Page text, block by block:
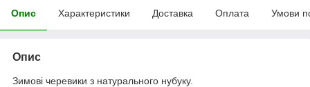
Опис Характеристики Доставка Оплата Умови
Опис
Зимові черевики з натурального нубуку.